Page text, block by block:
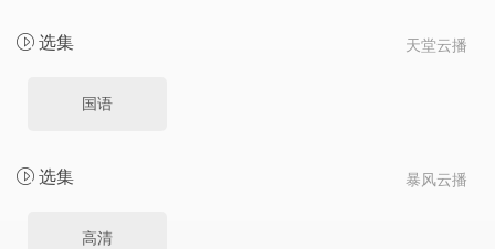
天堂云播
选集
国语
暴风云播
选集
高清